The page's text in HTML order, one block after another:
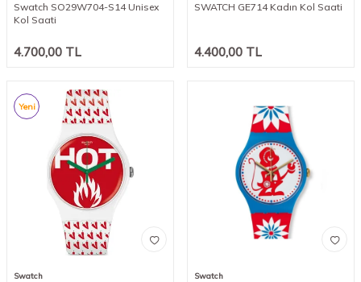
Swatch SO29W704-S14 Unisex
Kol Saati
4.700,00 TL
SWATCH GE714 Kadın Kol Saati
4.400,00 TL
Yeni
Swatch Swatch